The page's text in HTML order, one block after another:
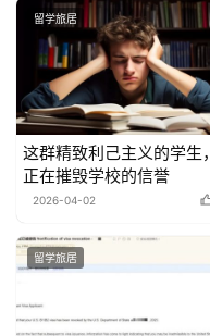
留学旅居
这群精致利己主义的学生，
正在摧毁学校的信誉
2026-04-02
留学旅居